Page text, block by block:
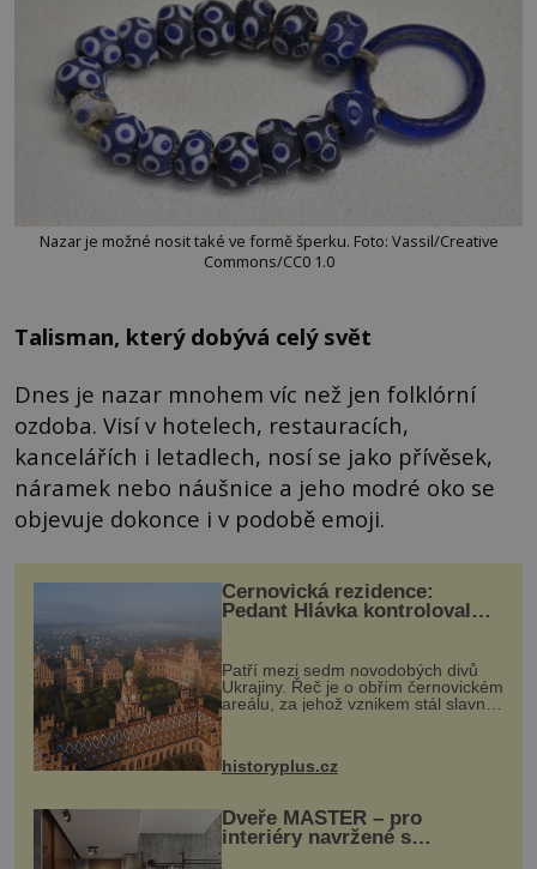
Nazar je možné nosit také ve formě šperku. Foto: Vassil/Creative
Commons/CC0 1.0
Talisman, který dobývá celý svět
Dnes je nazar mnohem víc než jen folklórní
ozdoba. Visí v hotelech, restauracích,
kancelářích i letadlech, nosí se jako přívěsek,
náramek nebo náušnice a jeho modré oko se
objevuje dokonce i v podobě emoji.
Černovická rezidence:
Pedant Hlávka kontroloval
Patří mezi sedm novodobých divů
Ukrajiny. Řeč je o obřím černovickém
areálu, za jehož vznikem stál slavný
český architekt Josef Hlávka. Ten si
na něm dal mimořádně záležet. Jeho
historyplus.cz
Dveře MASTER – pro
interiéry navržené s
rozumem i vášní!